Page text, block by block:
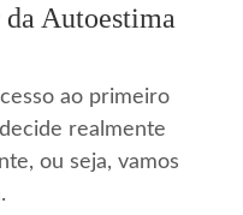
Autoestima
ao primeiro
realmente
ou seja, vamos